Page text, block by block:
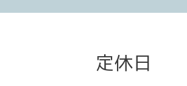
定休日